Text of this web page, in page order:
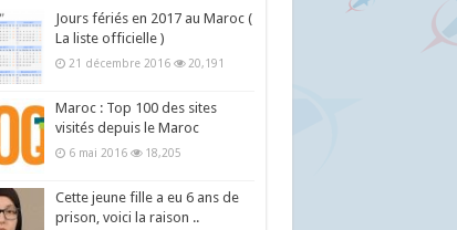
Jours fériés en 2017 au Maroc (
La liste officielle )
21 décembre 2016 20,191
Maroc : Top 100 des sites
visités depuis le Maroc
6 mai 2016 18,205
Cette jeune fille a eu 6 ans de
prison, voici la raison ..